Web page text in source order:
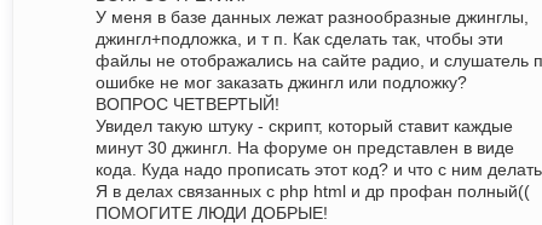
У меня в базе данных лежат разнообразные джинглы,
джингл+подложка, и т п. Как сделать так, чтобы эти
файлы не отображались на сайте радио, и слушатель
ошибке не мог заказать джингл или подложку?
ВОПРОС ЧЕТВЕРТЫЙ!
Увидел такую штуку - скрипт, который ставит каждые
минут 30 джингл. На форуме он представлен в виде
кода. Куда надо прописать этот код? и что с ним
Я в делах связанных с php html и др профан полный((
ПОМОГИТЕ ЛЮДИ ДОБРЫЕ!